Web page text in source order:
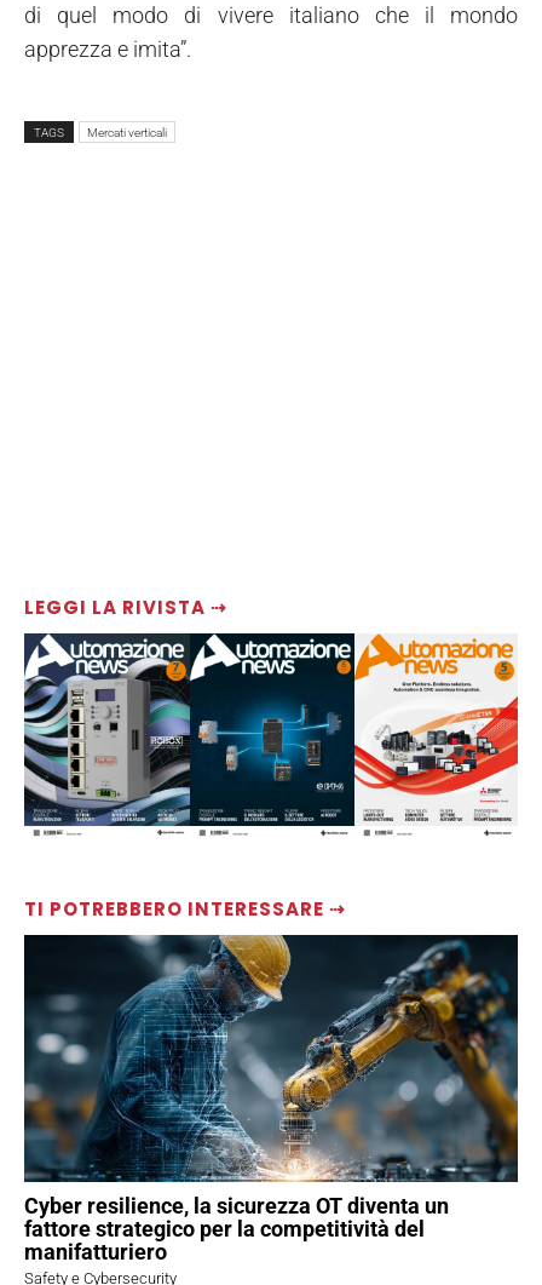
LEGGI LA RIVISTA ⇢
TI POTREBBERO INTERESSARE ⇢
Cyber resilience, la sicurezza OT diventa un
fattore strategico per la competitività del
manifatturiero
Safety e Cybersecurity
di quel modo di vivere italiano che il mondo
apprezza e imita”.
TAGS Mercati verticali